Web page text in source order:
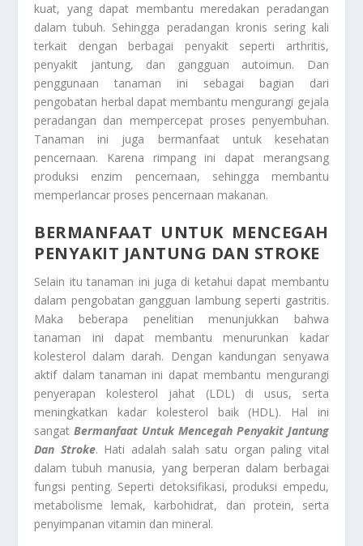
kuat, yang dapat membantu meredakan peradangan
dalam tubuh. Sehingga peradangan kronis sering kali
terkait dengan berbagai penyakit seperti arthritis,
penyakit jantung, dan gangguan autoimun. Dan
penggunaan tanaman ini sebagai bagian dari
pengobatan herbal dapat membantu mengurangi gejala
peradangan dan mempercepat proses penyembuhan.
Tanaman ini juga bermanfaat untuk kesehatan
pencernaan. Karena rimpang ini dapat merangsang
produksi enzim pencernaan, sehingga membantu
memperlancar proses pencernaan makanan.
BERMANFAAT UNTUK MENCEGAH
PENYAKIT JANTUNG DAN STROKE
Selain itu tanaman ini juga di ketahui dapat membantu
dalam pengobatan gangguan lambung seperti gastritis.
Maka beberapa penelitian menunjukkan bahwa
tanaman ini dapat membantu menurunkan kadar
kolesterol dalam darah. Dengan kandungan senyawa
aktif dalam tanaman ini dapat membantu mengurangi
penyerapan kolesterol jahat (LDL) di usus, serta
meningkatkan kadar kolesterol baik (HDL). Hal ini
sangatBermanfaat Untuk Mencegah Penyakit Jantung
Dan Stroke. Hati adalah salah satu organ paling vital
dalam tubuh manusia, yang berperan dalam berbagai
fungsi penting. Seperti detoksifikasi, produksi empedu,
metabolisme lemak, karbohidrat, dan protein, serta
penyimpanan vitamin dan mineral.